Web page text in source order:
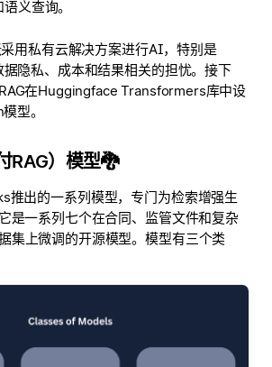
义查询。
用私有云解决方案进行AI，特别是
隐私、成本和结果相关的担忧。接下
在Huggingface Transformers库中设
型。
RAG）模型🐉
推出的一系列模型，专门为检索增强生
是一系列七个在合同、监管文件和复杂
集上微调的开源模型。模型有三个类